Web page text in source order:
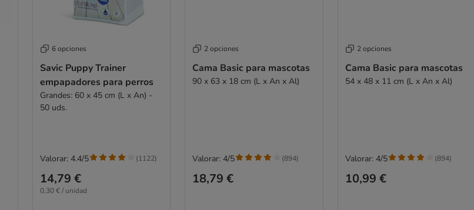
6 opciones
Savic Puppy Trainer
empapadores para perros
Grandes: 60 x 45 cm (L x An) -
50 uds.
14,79 €
0,30 € / unidad
Valorar: 4.4/5 (1122)
2 opciones
Cama Basic para mascotas
90 x 63 x 18 cm (L x An x Al)
18,79 €
Valorar: 4/5 (894)
2 opciones
Cama Basic para mascotas
54 x 48 x 11 cm (L x An x Al)
10,99 €
Valorar: 4/5 (894)